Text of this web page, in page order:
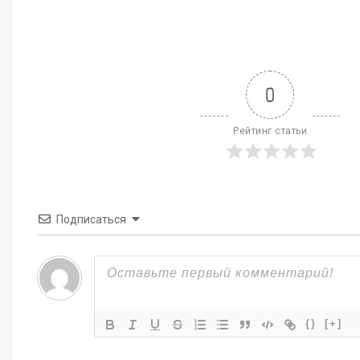
0
Рейтинг статьи
Подписаться
{} [+]